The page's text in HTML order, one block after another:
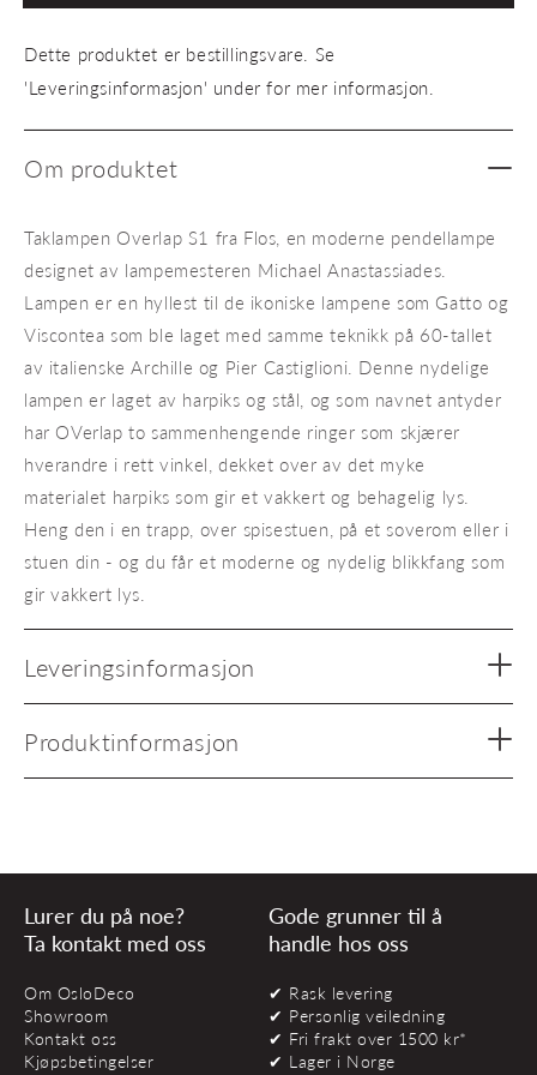
S1
S1
Dette produktet er bestillingsvare. Se
'Leveringsinformasjon' under for mer informasjon.
Om produktet
Taklampen Overlap S1 fra Flos, en moderne pendellampe
designet av lampemesteren Michael Anastassiades.
Lampen er en hyllest til de ikoniske lampene som Gatto og
Viscontea som ble laget med samme teknikk på 60-tallet
av italienske Archille og Pier​ Castiglioni​​. Denne nydelige
lampen er laget av harpiks og stål, og som navnet antyder
har OVerlap to sammenhengende ringer som skjærer
hverandre i rett vinkel, dekket over av det myke
materialet harpiks som gir et vakkert og behagelig lys.
Heng den i en trapp, over spisestuen, på et soverom eller i
stuen din - og du får et moderne og nydelig blikkfang som
gir vakkert lys.
Leveringsinformasjon
Produktinformasjon
Lurer du på noe?
Ta kontakt med oss
Om OsloDeco
Showroom
Kontakt oss
Kjøpsbetingelser
Gode grunner til å
handle hos oss
✔ Rask levering
✔ Personlig veiledning
✔ Fri frakt over 1500 kr*
✔ Lager i Norge